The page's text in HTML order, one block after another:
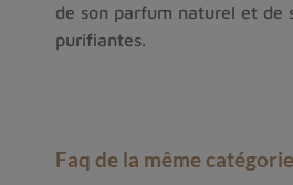
de son parfum naturel et de
purifiantes.
Faq de la même catégorie